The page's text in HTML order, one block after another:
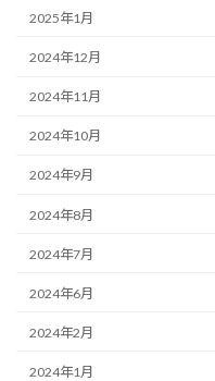
2025年1月
2024年12月
2024年11月
2024年10月
2024年9月
2024年8月
2024年7月
2024年6月
2024年2月
2024年1月